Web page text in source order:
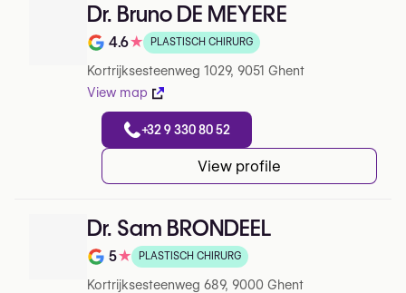
Dr. Bruno DE MEYERE
Note de 4.6 sur 5 sur Google
4.6★ PLASTISCH CHIRURG
Kortrijksesteenweg 1029, 9051 Ghent
View map
+32 9 330 80 52
View profile
Dr. Sam BRONDEEL
Note de 5 sur 5 sur Google
5★ PLASTISCH CHIRURG
Kortrijksesteenweg 689, 9000 Ghent